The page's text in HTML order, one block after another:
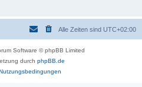
Alle Zeiten sind UTC+02:00
Software © phpBB Limited
durch phpBB.de